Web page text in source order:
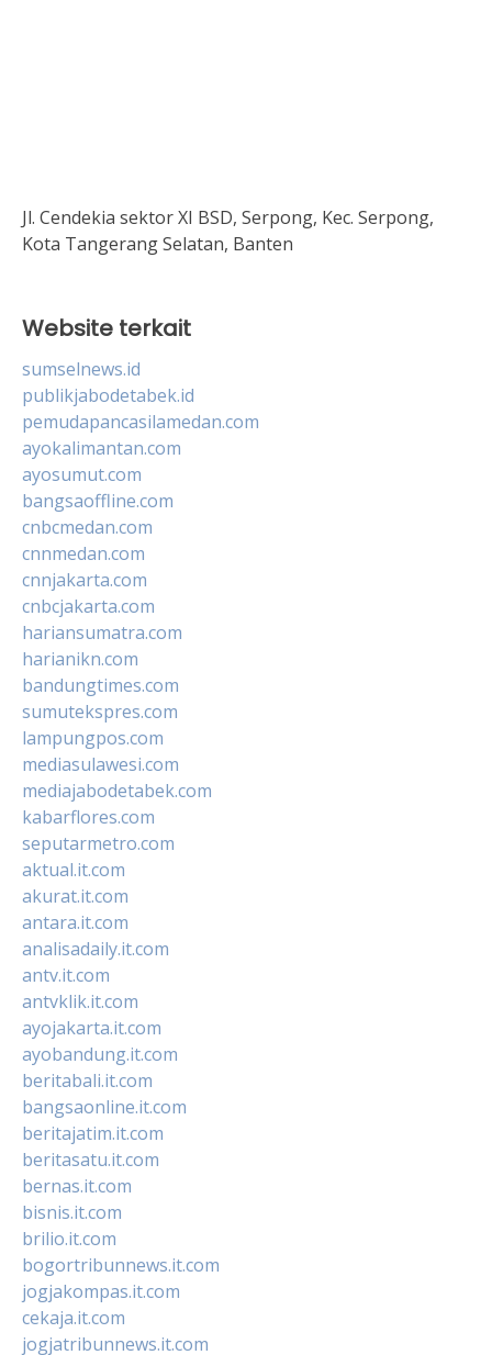
Jl. Cendekia sektor XI BSD, Serpong, Kec. Serpong,
Kota Tangerang Selatan, Banten
Website terkait
sumselnews.id
publikjabodetabek.id
pemudapancasilamedan.com
ayokalimantan.com
ayosumut.com
bangsaoffline.com
cnbcmedan.com
cnnmedan.com
cnnjakarta.com
cnbcjakarta.com
hariansumatra.com
harianikn.com
bandungtimes.com
sumutekspres.com
lampungpos.com
mediasulawesi.com
mediajabodetabek.com
kabarflores.com
seputarmetro.com
aktual.it.com
akurat.it.com
antara.it.com
analisadaily.it.com
antv.it.com
antvklik.it.com
ayojakarta.it.com
ayobandung.it.com
beritabali.it.com
bangsaonline.it.com
beritajatim.it.com
beritasatu.it.com
bernas.it.com
bisnis.it.com
brilio.it.com
bogortribunnews.it.com
jogjakompas.it.com
cekaja.it.com
jogjatribunnews.it.com